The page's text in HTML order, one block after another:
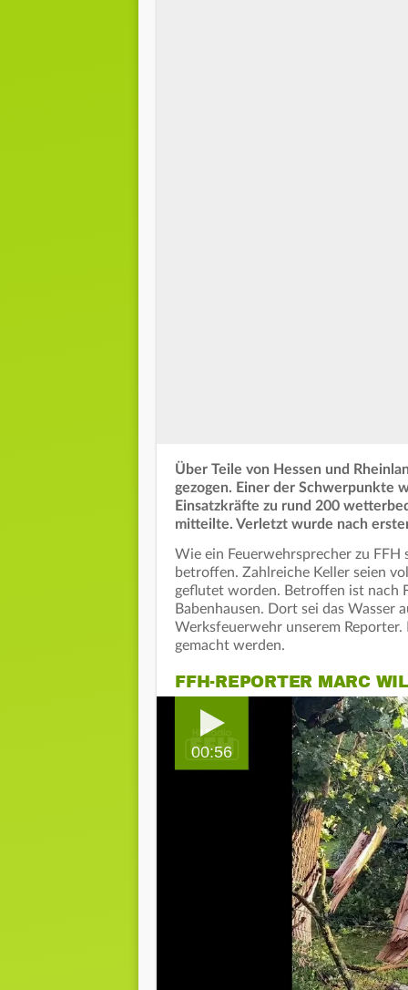
Über Teile von Hessen und
gezogen. Einer der Schwerpunkte
Einsatzkräfte zu rund 200
mitteilte. Verletzt wurde nach
Wie ein Feuerwehrsprecher zu FFH
betroffen. Zahlreiche Keller seien
geflutet worden. Betroffen ist nach
Babenhausen. Dort sei das Wasser
Werksfeuerwehr unserem Reporter.
gemacht werden.
FFH-REPORTER MARC
00:56